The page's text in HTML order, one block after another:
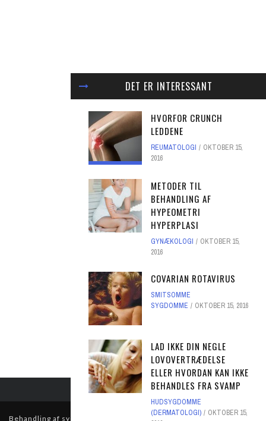
DET ER INTERESSANT
HVORFOR CRUNCH
LEDDENE
REUMATOLOGI
OKTOBER 15,
2016
METODER TIL
BEHANDLING AF
HYPEOMETRI
HYPERPLASI
GYNÆKOLOGI
OKTOBER 15,
2016
COVARIAN ROTAVIRUS
SMITSOMME
SYGDOMME
OKTOBER 15, 2016
LAD IKKE DIN NEGLE
LOVOVERTRÆDELSE
ELLER HVORDAN KAN IKKE
BEHANDLES FRA SVAMP
HUDSYGDOMME
(DERMATOLOGI)
OKTOBER 15,
Behandling af sygdomme med traditionel medicin derhjemme